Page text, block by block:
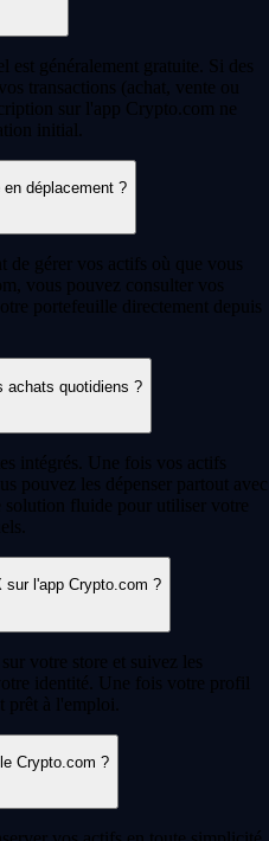
généralement gratuite. Si des
transactions (achat, vente ou
sur l'app Crypto.com ne
initial.
déplacement ?
de gérer vos actifs où que vous
vous pouvez consulter vos
portefeuille directement depuis
achats quotidiens ?
intégrés. Une fois vos actifs
pouvez les dépenser partout avec
solution fluide pour utiliser votre
sur l'app Crypto.com ?
votre store et suivez les
identité. Une fois votre profil
à l'emploi.
Crypto.com ?